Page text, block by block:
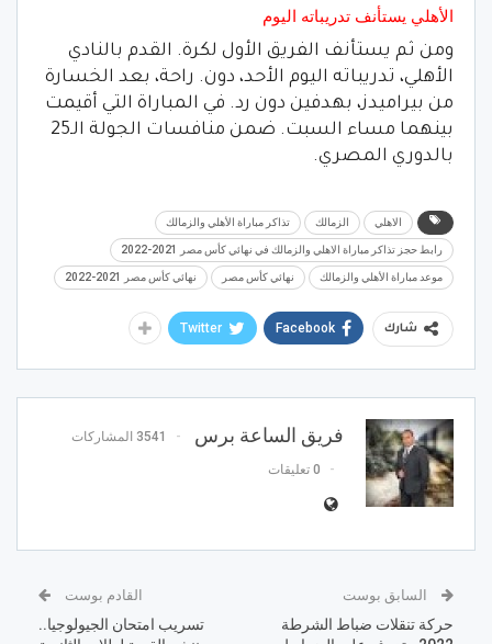
الأهلي يستأنف تدريباته اليوم
ومن ثم يستأنف الفريق الأول لكرة. القدم بالنادي
الأهلي، تدريباته اليوم الأحد، دون. راحة، بعد الخسارة
من بيراميدز، بهدفين دون رد. في المباراة التي أقيمت
بينهما مساء السبت. ضمن منافسات الجولة الـ25
بالدوري المصري.
الاهلي الزمالك تذاكر مباراة الأهلي والزمالك
رابط حجز تذاكر مباراة الاهلي والزمالك في نهائي كأس مصر 2021-2022
موعد مباراة الأهلي والزمالك نهائي كأس مصر نهائي كأس مصر 2021-2022
شارك Facebook
Twitter
فريق الساعة برس 3541 المشاركات
0 تعليقات
السابق بوست
حركة تنقلات ضباط الشرطة
القادم بوست
تسريب امتحان الجيولوجيا..